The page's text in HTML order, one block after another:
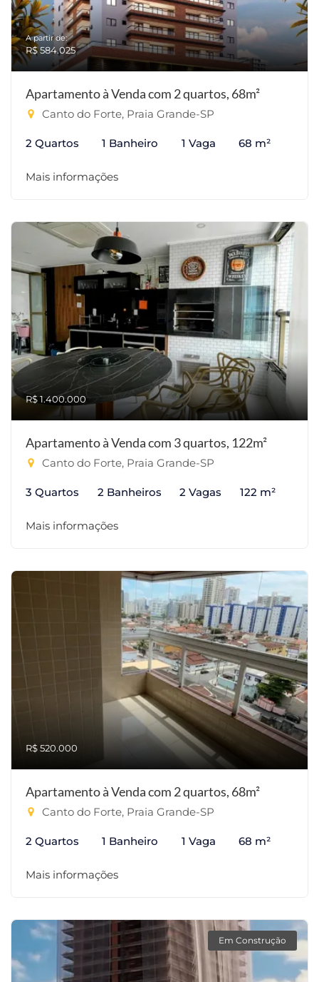
A partir de:
R$ 584.025
Apartamento à Venda com 2 quartos, 68m²
Canto do Forte, Praia Grande-SP
2 Quartos 1 Banheiro 1 Vaga 68 m²
Mais informações
R$ 1.400.000
Apartamento à Venda com 3 quartos, 122m²
Canto do Forte, Praia Grande-SP
3 Quartos 2 Banheiros 2 Vagas 122 m²
Mais informações
R$ 520.000
Apartamento à Venda com 2 quartos, 68m²
Canto do Forte, Praia Grande-SP
2 Quartos 1 Banheiro 1 Vaga 68 m²
Mais informações
Em Construção